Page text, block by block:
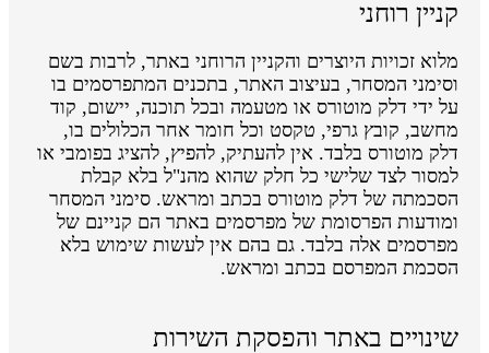
קניין רוחני
מלוא זכויות היוצרים והקניין הרוחני באתר, לרבות בשם
וסימני המסחר, בעיצוב האתר, בתכנים המתפרסמים בו
על ידי דלק מוטורס או מטעמה ובכל תוכנה, יישום, קוד
מחשב, קובץ גרפי, טקסט וכל חומר אחר הכלולים בו,
דלק מוטורס בלבד. אין להעתיק, להפיץ, להציג בפומבי או
למסור לצד שלישי כל חלק שהוא מהנ"ל בלא קבלת
הסכמתה של דלק מוטורס בכתב ומראש. סימני המסחר
ומודעות הפרסומת של מפרסמים באתר הם קניינם של
מפרסמים אלה בלבד. גם בהם אין לעשות שימוש בלא
הסכמת המפרסם בכתב ומראש.
שינויים באתר והפסקת השירות